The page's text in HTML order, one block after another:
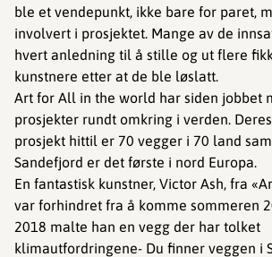
ble et vendepunkt, ikke bare for paret,
involvert i prosjektet. Mange av de
hvert anledning til å stille og ut flere
kunstnere etter at de ble løslatt.
Art for All in the world har siden jobbet
prosjekter rundt omkring i verden.
prosjekt hittil er 70 vegger i 70 land
Sandefjord er det første i nord Europa.
En fantastisk kunstner, Victor Ash, fra
var forhindret fra å komme sommeren
2018 malte han en vegg der har tolket
klimautfordringene- Du finner veggen i